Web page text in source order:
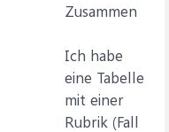
Zusammen
Ich habe
eine Tabelle
mit einer
Rubrik (Fall